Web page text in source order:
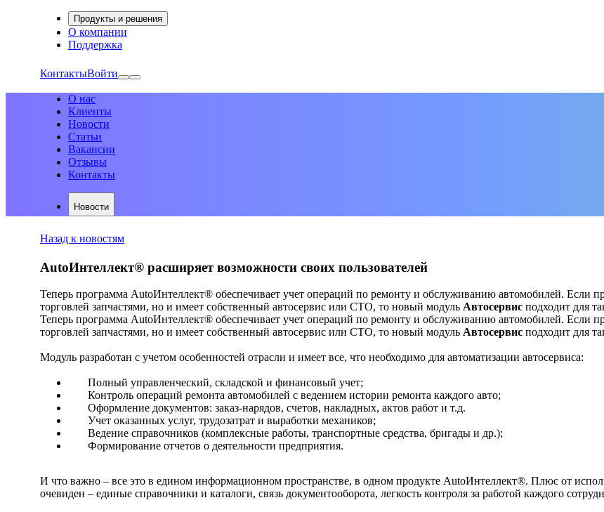
Продукты и решения
О компании
Поддержка
КонтактыВойти
О нас
Клиенты
Новости
Статьи
Вакансии
Отзывы
Контакты
Новости
Назад к новостям
AutoИнтеллект® расширяет возможности своих пользователей
Теперь программа AutoИнтеллект® обеспечивает учет операций по ремонту и обслуживанию автомобилей. Если
торговлей запчастями, но и имеет собственный автосервис или СТО, то новый модуль Автосервис подходит для
Теперь программа AutoИнтеллект® обеспечивает учет операций по ремонту и обслуживанию автомобилей. Если
торговлей запчастями, но и имеет собственный автосервис или СТО, то новый модуль Автосервис подходит для
Модуль разработан с учетом особенностей отрасли и имеет все, что необходимо для автоматизации автосервиса:
Полный управленческий, складской и финансовый учет;
Контроль операций ремонта автомобилей с ведением истории ремонта каждого авто;
Оформление документов: заказ-нарядов, счетов, накладных, актов работ и т.д.
Учет оказанных услуг, трудозатрат и выработки механиков;
Ведение справочников (комплексные работы, транспортные средства, бригады и др.);
Формирование отчетов о деятельности предприятия.
И что важно – все это в едином информационном пространстве, в одном продукте AutoИнтеллект®. Плюс от
очевиден – единые справочники и каталоги, связь документооборота, легкость контроля за работой каждого